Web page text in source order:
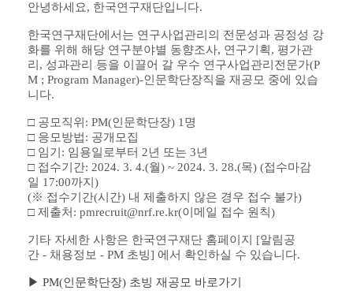
안녕하세요, 한국연구재단입니다.
한국연구재단에서는 연구사업관리의 전문성과 공정성 강
화를 위해 해당 연구분야별 동향조사, 연구기획, 평가관
리 , 성과관리 등을 이끌어 갈 우수 연구사업관리전문가(P
M ; Program Manager)-인문학단장직을 재공모 중에 있습
니다.
□ 공모직위 : PM(인문학단장) 1 명
□ 응모방법: 공개모집
□ 임기 : 임용일로부터 2년 또는 3년
□ 접수기간: 2024. 3. 4.(월) ~ 2024. 3. 28.(목) (접수마감
일 17:00까지 )
(※ 접수기간(시간) 내 제출하지 않은 경우 접수 불가)
□ 제출처 : pmrecruit@nrf.re.kr(이메일 접수 원칙)
기타 자세한 사항은 한국연구재단 홈페이지 [알림공
간 - 채용정보 - PM 초빙] 에서 확인하실 수 있습니다.
▶ PM(인문학단장) 초빙 재공모 바로가기